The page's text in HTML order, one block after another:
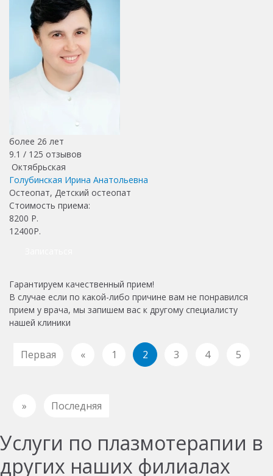
более 26 лет
9.1 / 125 отзывов
Октябрьская
Голубинская Ирина Анатольевна
Остеопат, Детский остеопат
Стоимость приема:
8200 Р.
12400Р.
Гарантируем качественный прием!
В случае если по какой-либо причине вам не понравился
прием у врача, мы запишем вас к другому специалисту
нашей клиники
Первая « 1 2 3 4 5
» Последняя
Услуги по плазмотерапии в
других наших филиалах